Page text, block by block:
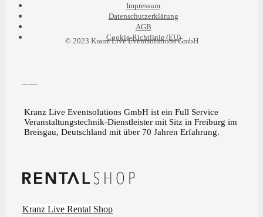
Impressum
Datenschutzerklärung
AGB
Cookie-Richtlinie (EU)
© 2023 Kranz Live Eventsolutions GmbH
Kranz Live Eventsolutions GmbH ist ein Full Service
Veranstaltungstechnik-Dienstleister mit Sitz in Freiburg im
Breisgau, Deutschland mit über 70 Jahren Erfahrung.
Kranz Live Rental Shop